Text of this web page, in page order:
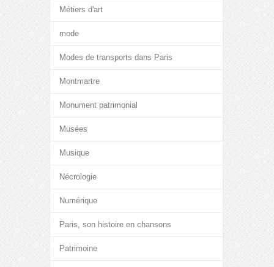
Métiers d'art
mode
Modes de transports dans Paris
Montmartre
Monument patrimonial
Musées
Musique
Nécrologie
Numérique
Paris, son histoire en chansons
Patrimoine